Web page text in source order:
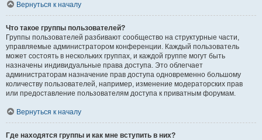
Вернуться к началу
Что такое группы пользователей?
Группы пользователей разбивают сообщество на структурные части,
управляемые администратором конференции. Каждый пользователь
может состоять в нескольких группах, и каждой группе могут быть
назначены индивидуальные права доступа. Это облегчает
администраторам назначение прав доступа одновременно большому
количеству пользователей, например, изменение модераторских прав
или предоставление пользователям доступа к приватным форумам.
Вернуться к началу
Где находятся группы и как мне вступить в них?